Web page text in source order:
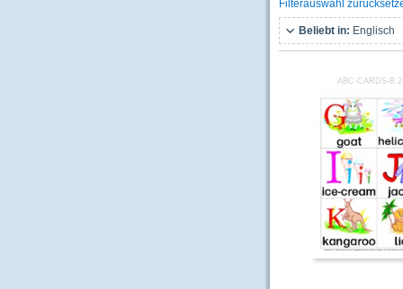
Filterauswahl
Beliebt in: Englisch
ABC-CARDS-B